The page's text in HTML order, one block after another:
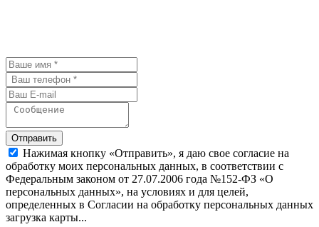
Отправить
Нажимая кнопку «Отправить», я даю свое согласие на
обработку моих персональных данных, в соответствии с
Федеральным законом от 27.07.2006 года №152-ФЗ «О
персональных данных», на условиях и для целей,
определенных в Согласии на обработку персональных данных
загрузка карты...